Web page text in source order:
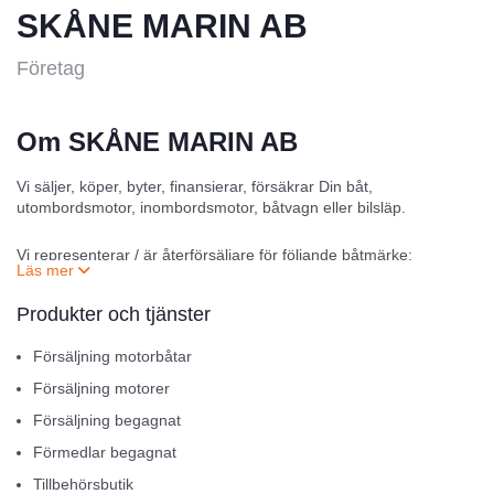
SKÅNE MARIN AB
Företag
Om SKÅNE MARIN AB
Vi säljer, köper, byter, finansierar, försäkrar Din båt,
utombordsmotor, inombordsmotor, båtvagn eller bilsläp.
Vi representerar / är återförsäljare för följande båtmärke:
Anytec, BRIG, Falcon, Flipper, Highfield, IRON, Kawasaki, Linder,
Cummins, Mercury, Mercruiser, Torqeedo, Vetus, Volkswagen,
Volvo Penta
och Brenderup Båtvagnar och Båttrailers.
Med ca. 100 års båterfarenhet i huset kan Du lugnt överlämna
Produkter och tjänster
Försäljning motorbåtar
Försäljning motorer
Försäljning begagnat
Förmedlar begagnat
Tillbehörsbutik